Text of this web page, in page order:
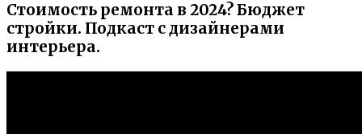
Стоимость ремонта в 2024? Бюджет
стройки. Подкаст с дизайнерами
интерьера.